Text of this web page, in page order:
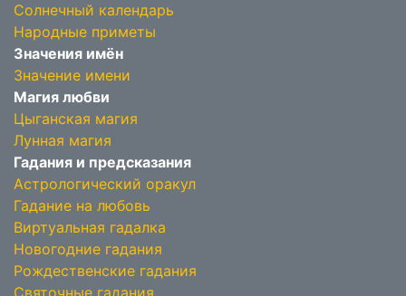
Солнечный календарь
Народные приметы
Значения имён
Значение имени
Магия любви
Цыганская магия
Лунная магия
Гадания и предсказания
Астрологический оракул
Гадание на любовь
Виртуальная гадалка
Новогодние гадания
Рождественские гадания